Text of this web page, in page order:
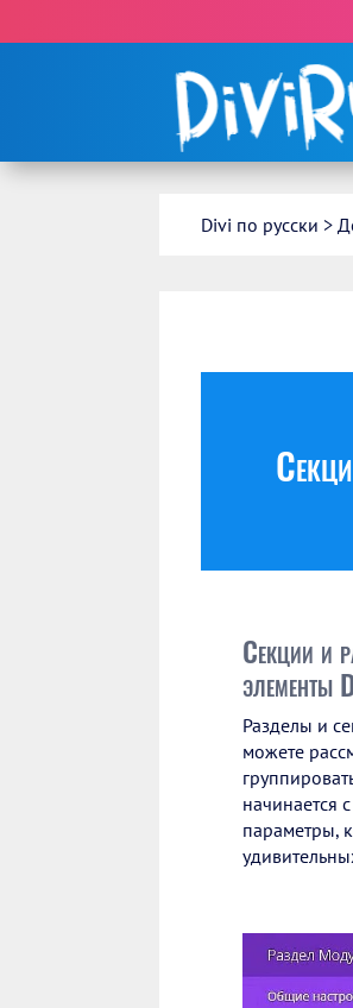
Divi по русски >
Секции и
элементы
Разделы и
можете
начинается
параметры,